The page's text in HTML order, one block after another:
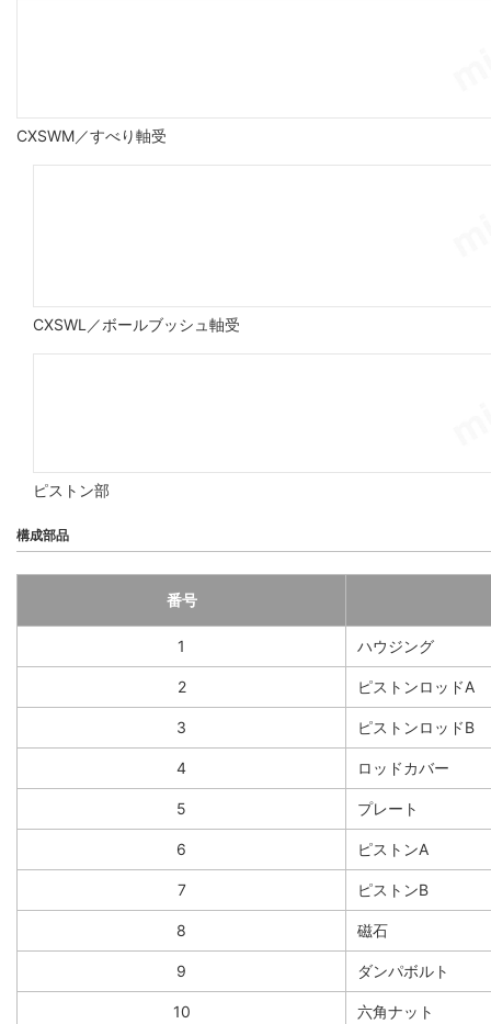
CXSWM／すべり軸受
CXSWL／ボールブッシュ軸受
ピストン部
構成部品
番号
1 ハウジング
2 ピストンロッドA
3 ピストンロッドB
4 ロッドカバー
5 プレート
6 ピストンA
7 ピストンB
8 磁石
9 ダンパボルト
10 六角ナット